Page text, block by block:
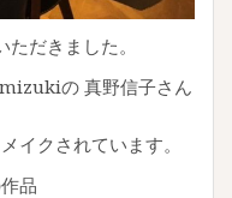
だきました。
の 真野信子さん
イクされています。
品